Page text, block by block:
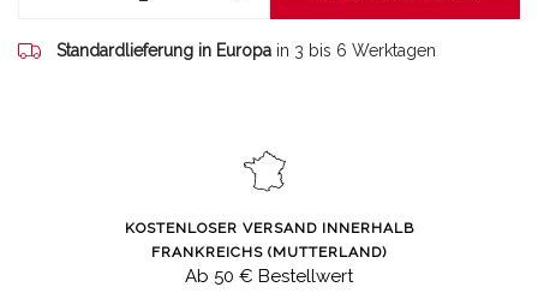
Standardlieferung in Europa in 3 bis 6 Werktagen
KOSTENLOSER VERSAND INNERHALB
FRANKREICHS (MUTTERLAND)
Ab 50 € Bestellwert